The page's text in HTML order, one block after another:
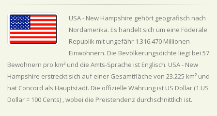
USA - New Hampshire gehört geografisch nach
Nordamerika. Es handelt sich um eine Föderale
Republik mit ungefähr 1.316.470 Millionen
Einwohnern. Die Bevölkerungsdichte liegt bei 57
Bewohnern pro km² und die Amts-Sprache ist Englisch. USA - New
Hampshire erstreckt sich auf einer Gesamtfläche von 23.225 km² und
hat Concord als Hauptstadt. Die offizielle Währung ist US Dollar (1 US
Dollar = 100 Cents) , wobei die Preistendenz durchschnittlich ist.